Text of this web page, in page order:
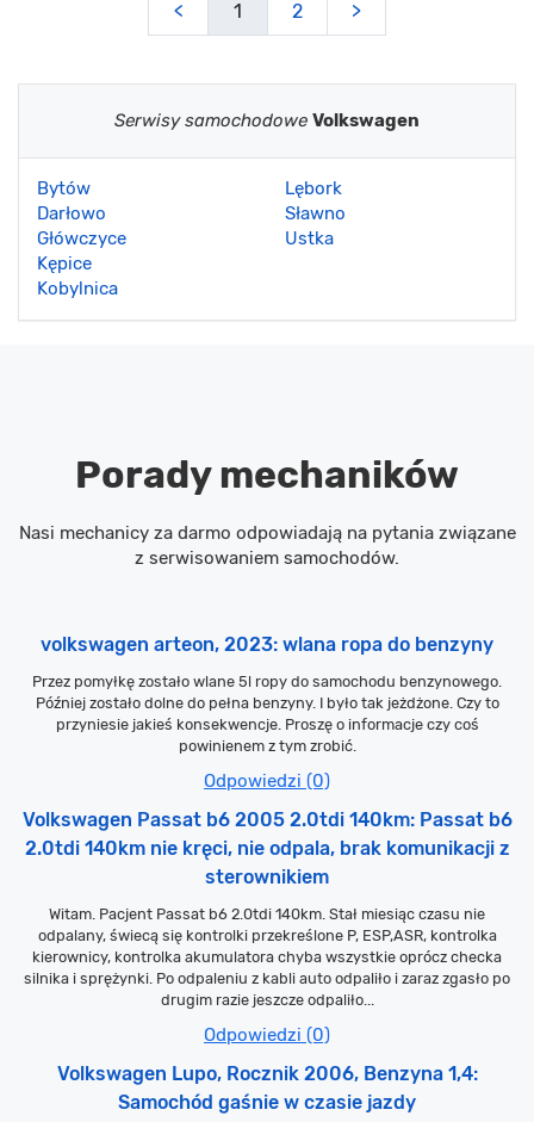
< 1 2 >
Serwisy samochodowe Volkswagen
Bytów
Darłowo
Główczyce
Kępice
Kobylnica
Lębork
Sławno
Ustka
Porady mechaników
Nasi mechanicy za darmo odpowiadają na pytania związane
z serwisowaniem samochodów.
volkswagen arteon, 2023: wlana ropa do benzyny
Przez pomyłkę zostało wlane 5l ropy do samochodu benzynowego.
Później zostało dolne do pełna benzyny. I było tak jeżdżone. Czy to
przyniesie jakieś konsekwencje. Proszę o informacje czy coś
powinienem z tym zrobić.
Odpowiedzi (0)
Volkswagen Passat b6 2005 2.0tdi 140km: Passat b6
2.0tdi 140km nie kręci, nie odpala, brak komunikacji z
sterownikiem
Witam. Pacjent Passat b6 2.0tdi 140km. Stał miesiąc czasu nie
odpalany, świecą się kontrolki przekreślone P, ESP,ASR, kontrolka
kierownicy, kontrolka akumulatora chyba wszystkie oprócz checka
silnika i sprężynki. Po odpaleniu z kabli auto odpaliło i zaraz zgasło po
drugim razie jeszcze odpaliło...
Odpowiedzi (0)
Volkswagen Lupo, Rocznik 2006, Benzyna 1,4:
Samochód gaśnie w czasie jazdy